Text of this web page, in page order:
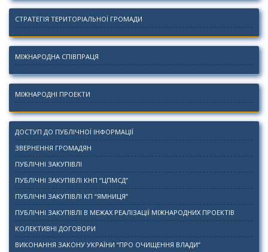
СТРАТЕГІЯ ТЕРИТОРІАЛЬНОЇ ГРОМАДИ
МІЖНАРОДНА СПІВПРАЦЯ
МІЖНАРОДНІ ПРОЕКТИ
ДОСТУП ДО ПУБЛІЧНОЇ ІНФОРМАЦІЇ
ЗВЕРНЕННЯ ГРОМАДЯН
ПУБЛІЧНІ ЗАКУПІВЛІ
ПУБЛІЧНІ ЗАКУПІВЛІ КНП “ЦПМСД”
ПУБЛІЧНІ ЗАКУПІВЛІ КП “ЯМНИЦЯ”
ПУБЛІЧНІ ЗАКУПІВЛІ В МЕЖАХ РЕАЛІЗАЦІЇ МІЖНАРОДНИХ ПРОЕКТІВ
КОЛЕКТИВНІ ДОГОВОРИ
ВИКОНАННЯ ЗАКОНУ УКРАЇНИ “ПРО ОЧИЩЕННЯ ВЛАДИ”